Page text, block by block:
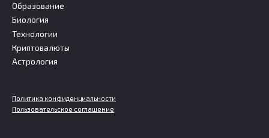
Образование
Биология
Технологии
Криптовалюты
Астрология
Политика конфиденциальности
Пользовательское соглашение